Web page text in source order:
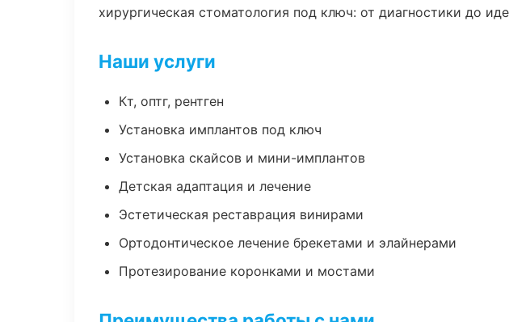
хирургическая стоматология под ключ: от диагностики до
Наши услуги
Кт, оптг, рентген
Установка имплантов под ключ
Установка скайсов и мини-имплантов
Детская адаптация и лечение
Эстетическая реставрация винирами
Ортодонтическое лечение брекетами и элайнерами
Протезирование коронками и мостами